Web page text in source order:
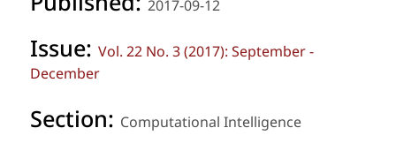
2017-09-12
Issue: Vol. 22 No. 3 (2017): September -
December
Section: Computational Intelligence